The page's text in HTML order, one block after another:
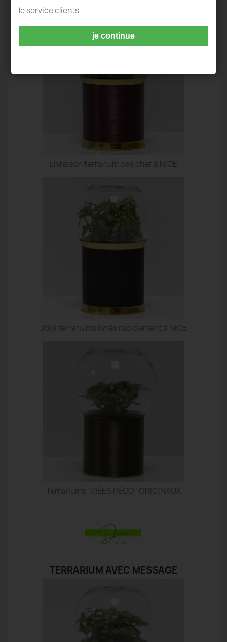
TERRARIUM IDÉES DECO - NICE
Livraison terrarium pas cher à NICE
Jolis terrariums livrés rapidement à NICE
Terrariums "IDÉES DÉCO" ORIGINAUX
TERRARIUM AVEC MESSAGE
le service clients
je continue